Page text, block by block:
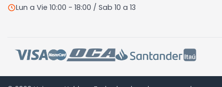
Lun a Vie 10:00 - 18:00 / Sab 10 a 13